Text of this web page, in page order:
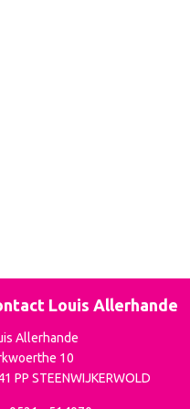
Louis Allerhande
Allerhande
10
PP STEENWIJKERWOLD